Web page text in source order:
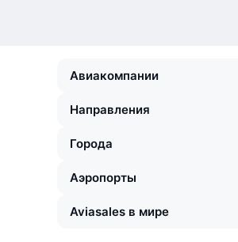
Авиакомпании
Направления
Города
Аэропорты
Aviasales в мире